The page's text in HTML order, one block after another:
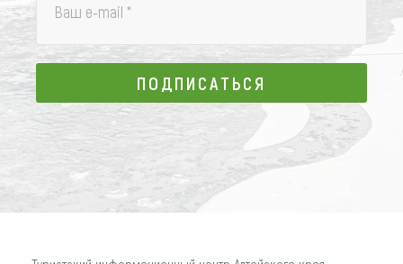
Ваш e-mail *
ПОДПИСАТЬСЯ
ПОДПИСАТЬСЯ